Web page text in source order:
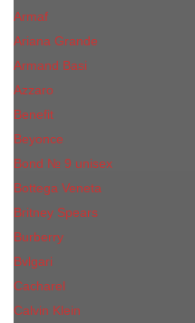
Armaf
Ariana Grande
Armand Basi
Azzaro
Benefit
Beyonce
Bond № 9 unisex
Bottega Veneta
Britney Spears
Burberry
Bvlgari
Cacharel
Calvin Klein